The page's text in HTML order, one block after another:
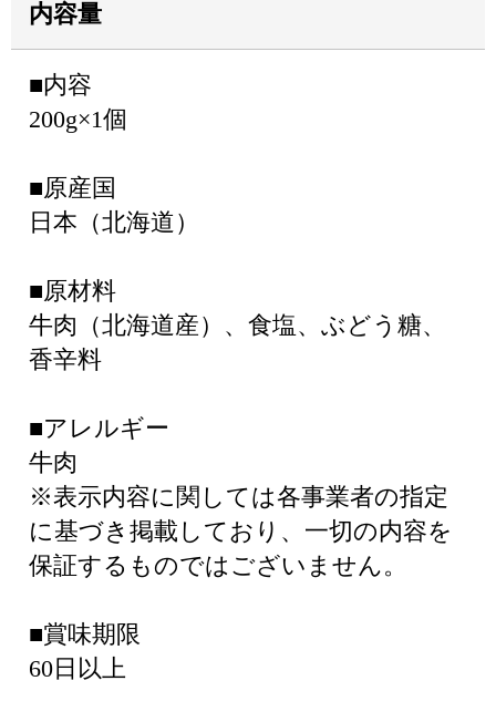
内容量
■内容
200g×1個
■原産国
日本（北海道）
■原材料
牛肉（北海道産）、食塩、ぶどう糖、
香辛料
■アレルギー
牛肉
※表示内容に関しては各事業者の指定
に基づき掲載しており、一切の内容を
保証するものではございません。
■賞味期限
60日以上